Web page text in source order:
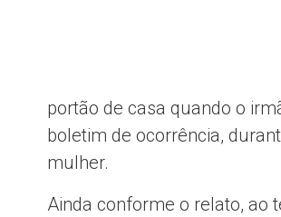
portão de casa quando o
boletim de ocorrência,
mulher.
Ainda conforme o relato, ao